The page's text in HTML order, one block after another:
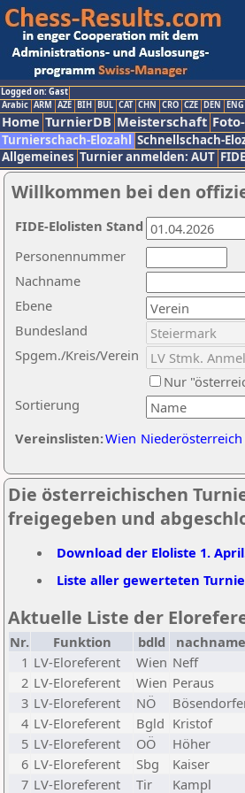
Logged on: Gast
Arabic ARM AZE BIH BUL CAT CHN CRO CZE DEN ENG
Home TurnierDB Meisterschaft
Turnierschach-Elozahl Schnellschach-
Allgemeines Turnier anmelden: AUT FIDE
Willkommen bei den
Nachname
Ebene
Sortierung
Personennummer
Bundesland
Spgem./Kreis/Verein
Nur
Vereinslisten:Wien Niederösterreich
FIDE-Elolisten Stand
Die österreichischen
freigegeben und
Download der Eloliste 1.
Liste aller gewerteten
Aktuelle Liste der
Nr. Funktion bdld nachname
1 LV-Eloreferent Wien Neff
2 LV-Eloreferent Wien Peraus
3 LV-Eloreferent NÖ
4 LV-Eloreferent Bgld Kristof
5 LV-Eloreferent OÖ Höher
6 LV-Eloreferent Sbg Kaiser
7 LV-Eloreferent Tir Kampl